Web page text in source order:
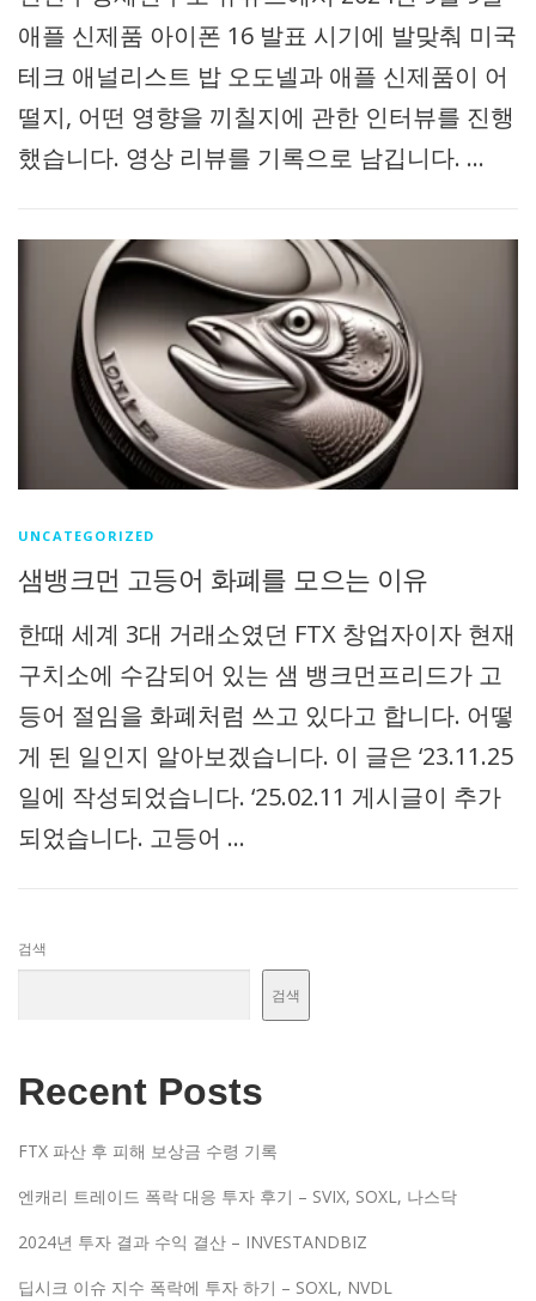
애플 신제품 아이폰 16 발표 시기에 발맞춰 미국
테크 애널리스트 밥 오도넬과 애플 신제품이 어
떨지, 어떤 영향을 끼칠지에 관한 인터뷰를 진행
했습니다. 영상 리뷰를 기록으로 남깁니다. …
UNCATEGORIZED
샘뱅크먼 고등어 화폐를 모으는 이유
한때 세계 3대 거래소였던 FTX 창업자이자 현재
구치소에 수감되어 있는 샘 뱅크먼프리드가 고
등어 절임을 화폐처럼 쓰고 있다고 합니다. 어떻
게 된 일인지 알아보겠습니다. 이 글은 ‘23.11.25
일에 작성되었습니다. ‘25.02.11 게시글이 추가
되었습니다. 고등어 …
검색
검색
Recent Posts
FTX 파산 후 피해 보상금 수령 기록
엔캐리 트레이드 폭락 대응 투자 후기 – SVIX, SOXL, 나스닥
2024년 투자 결과 수익 결산 – INVESTANDBIZ
딥시크 이슈 지수 폭락에 투자 하기 – SOXL, NVDL